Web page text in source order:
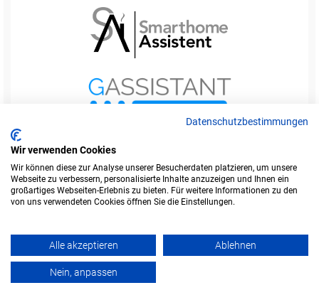
Startseite Foren-Übersicht
Legende Kontakt
Werbung buchen
Amazon ist eine Marke von Amazon.com, Inc.
Weitere Marken und Markennamen sind Eigentum ihrer jeweiligen Inhaber.
© Copyright alefo.de - 2016-2025. Alle Rechte vorbehalten.
Datenschutzbestimmungen
Wir verwenden Cookies
Wir können diese zur Analyse unserer Besucherdaten platzieren, um unsere
Webseite zu verbessern, personalisierte Inhalte anzuzeigen und Ihnen ein
großartiges Webseiten-Erlebnis zu bieten. Für weitere Informationen zu den
von uns verwendeten Cookies öffnen Sie die Einstellungen.
Alle akzeptieren Ablehnen
Nein, anpassen